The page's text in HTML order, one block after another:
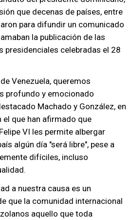
que decenas de países, entre
para difundir un comunicado
la publicación de las
presidenciales celebradas el 28
Venezuela, queremos
profundo y emocionado
Machado y González, en
el que han afirmado que
VI les permite albergar
algún día "será libre", pese a
difíciles, incluso
a nuestra causa es un
que la comunidad internacional
aquello que toda